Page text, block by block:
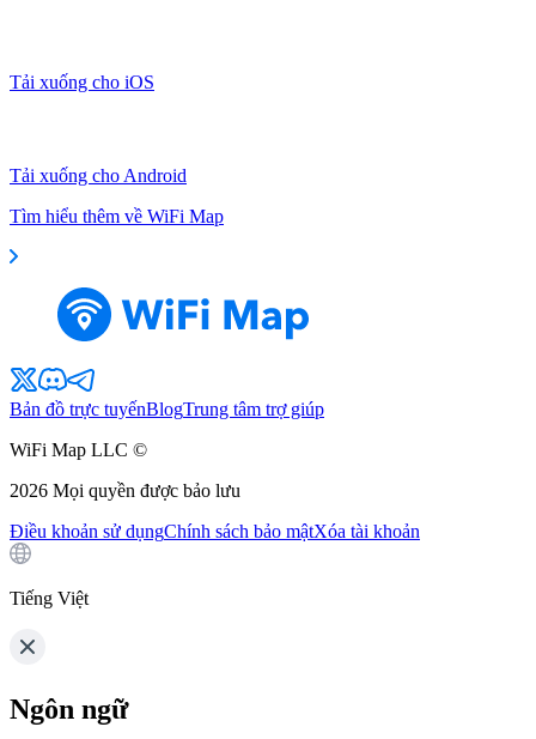
Tải xuống cho iOS
Tải xuống cho Android
Tìm hiểu thêm về WiFi Map
Bản đồ trực tuyếnBlogTrung tâm trợ giúp
WiFi Map LLC ©
2026 Mọi quyền được bảo lưu
Điều khoản sử dụngChính sách bảo mậtXóa tài khoản
Tiếng Việt
Ngôn ngữ